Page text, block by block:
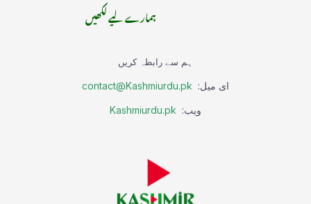
ہمارے لیے لکھیں
ہم سے رابطہ کریں
ای میل: contact@Kashmiurdu.pk
ویب: Kashmiurdu.pk